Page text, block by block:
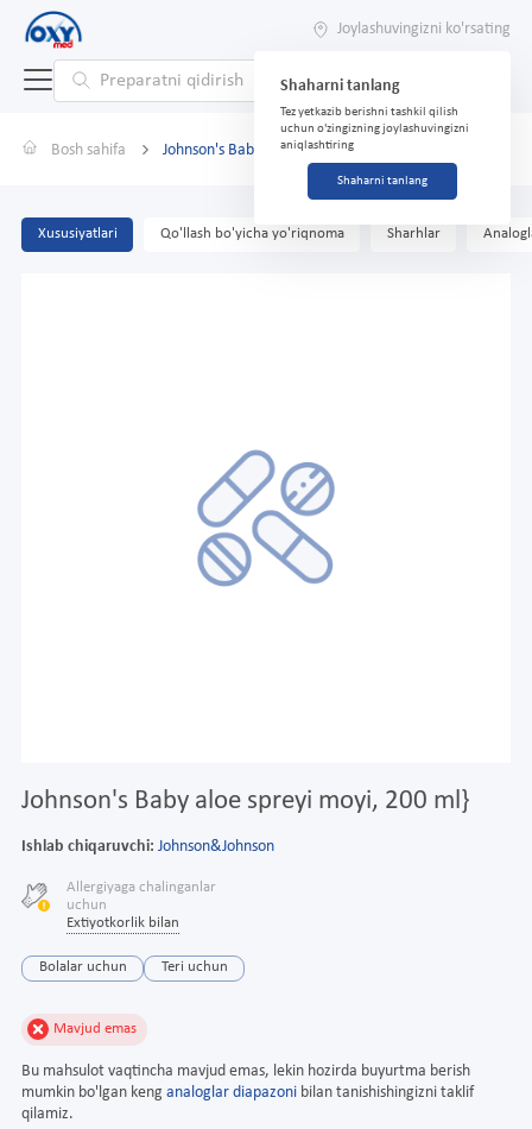
Joylashuvingizni ko'rsating
Shaharni tanlang
Tez yetkazib berishni tashkil qilish
uchun o'zingizning joylashuvingizni
aniqlashtiring
Shaharni tanlang
Bosh sahifa Johnson's Baby aloe spreyi moyi, 200 ml}
Xususiyatlari Qo'llash bo'yicha yo'riqnoma Sharhlar
Johnson's Baby aloe spreyi moyi, 200 ml}
Ishlab chiqaruvchi: Johnson&Johnson
Allergiyaga chalinganlar
uchun
Extiyotkorlik bilan
Bolalar uchun Teri uchun
Mavjud emas
Bu mahsulot vaqtincha mavjud emas, lekin hozirda buyurtma berish
mumkin bo'lgan keng analoglar diapazoni bilan tanishishingizni taklif
qilamiz.